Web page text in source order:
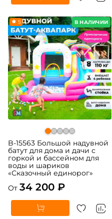
В НАЛИЧИИ
5
B-15563 Большой надувной
батут для дома и дачи с
горкой и бассейном для
воды и шариков
«Сказочный единорог»
От 34 200 ₽